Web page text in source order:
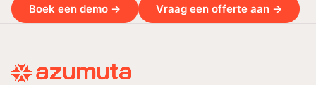
Boek een demo → Vraag een offerte aan →